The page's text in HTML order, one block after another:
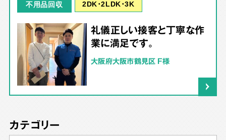
不用品回収 2DK･2LDK･3K
礼儀正しい接客と丁寧な作
業に満足です。
大阪府大阪市鶴見区 F様
カテゴリー